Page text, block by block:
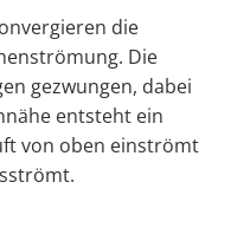
die
Die
gezwungen, dabei
entsteht ein
von oben einströmt